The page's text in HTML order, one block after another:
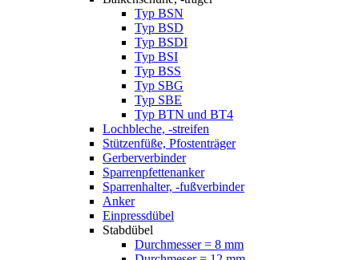
Typ BSN
Typ BSD
Typ BSDI
Typ BSI
Typ BSS
Typ SBG
Typ SBE
Typ BTN und BT4
Lochbleche, -streifen
Stützenfüße, Pfostenträger
Gerberverbinder
Sparrenpfettenanker
Sparrenhalter, -fußverbinder
Anker
Einpressdübel
Stabdübel
Durchmesser = 8 mm